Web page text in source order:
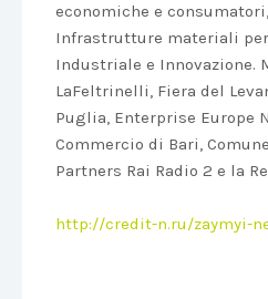
economiche e
Infrastrutture materiali
Industriale e Innovazione.
LaFeltrinelli, Fiera del
Puglia, Enterprise Europe
Commercio di Bari,
Partners Rai Radio 2 e la
http://credit-n.ru/zaymyi-